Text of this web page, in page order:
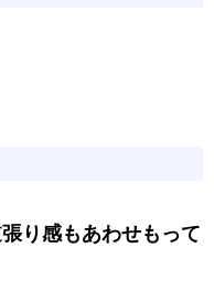
り感もあわせもって